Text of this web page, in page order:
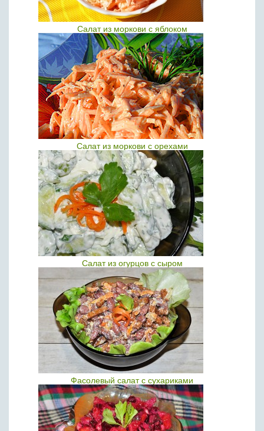
Салат из моркови с яблоком
Салат из моркови с орехами
Салат из огурцов с сыром
Фасолевый салат с сухариками